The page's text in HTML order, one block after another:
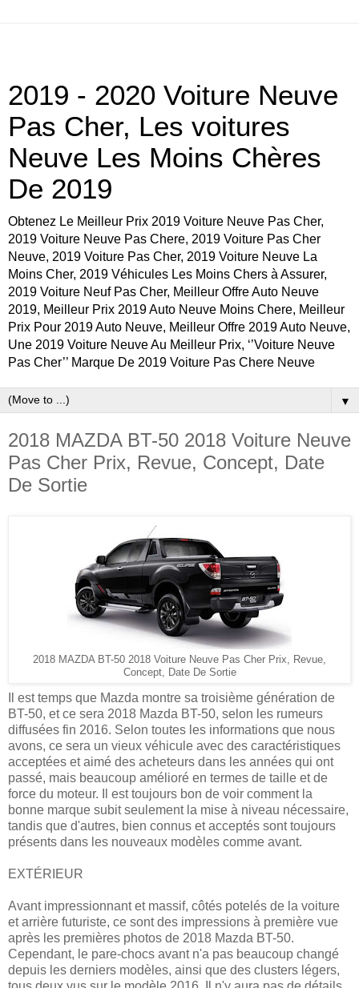
2019 - 2020 Voiture Neuve
Pas Cher, Les voitures
Neuve Les Moins Chères
De 2019
Obtenez Le Meilleur Prix 2019 Voiture Neuve Pas Cher,
2019 Voiture Neuve Pas Chere, 2019 Voiture Pas Cher
Neuve, 2019 Voiture Pas Cher, 2019 Voiture Neuve La
Moins Cher, 2019 Véhicules Les Moins Chers à Assurer,
2019 Voiture Neuf Pas Cher, Meilleur Offre Auto Neuve
2019, Meilleur Prix 2019 Auto Neuve Moins Chere, Meilleur
Prix Pour 2019 Auto Neuve, Meilleur Offre 2019 Auto Neuve,
Une 2019 Voiture Neuve Au Meilleur Prix, ‘’Voiture Neuve
Pas Cher’’ Marque De 2019 Voiture Pas Chere Neuve
▼
2018 MAZDA BT-50 2018 Voiture Neuve
Pas Cher Prix, Revue, Concept, Date
De Sortie
2018 MAZDA BT-50 2018 Voiture Neuve Pas Cher Prix, Revue,
Concept, Date De Sortie
Il est temps que Mazda montre sa troisième génération de
BT-50, et ce sera 2018 Mazda BT-50, selon les rumeurs
diffusées fin 2016. Selon toutes les informations que nous
avons, ce sera un vieux véhicule avec des caractéristiques
acceptées et aimé des acheteurs dans les années qui ont
passé, mais beaucoup amélioré en termes de taille et de
force du moteur. Il est toujours bon de voir comment la
bonne marque subit seulement la mise à niveau nécessaire,
tandis que d'autres, bien connus et acceptés sont toujours
présents dans les nouveaux modèles comme avant.
EXTÉRIEUR
Avant impressionnant et massif, côtés potelés de la voiture
et arrière futuriste, ce sont des impressions à première vue
après les premières photos de 2018 Mazda BT-50.
Cependant, le pare-chocs avant n'a pas beaucoup changé
depuis les derniers modèles, ainsi que des clusters légers,